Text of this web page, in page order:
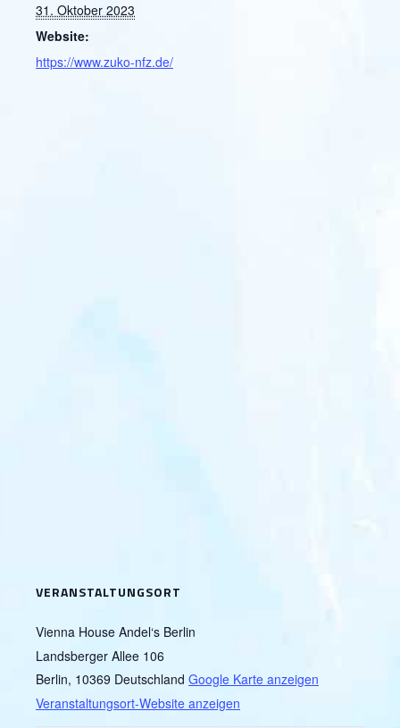
31. Oktober 2023
Website:
https://www.zuko-nfz.de/
VERANSTALTUNGSORT
Vienna House Andel‘s Berlin
Landsberger Allee 106
Berlin, 10369 Deutschland Google Karte anzeigen
Veranstaltungsort-Website anzeigen